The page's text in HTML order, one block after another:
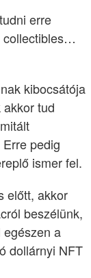
erre
collectibles…
kibocsátója
tud
pedig
ismer fel.
előtt, akkor
beszélünk,
a
dollárnyi NFT